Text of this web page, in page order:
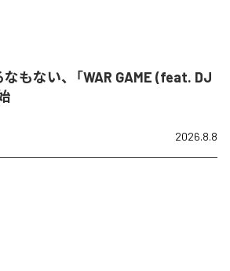
もない、「WAR GAME (feat. DJ
2026.8.8